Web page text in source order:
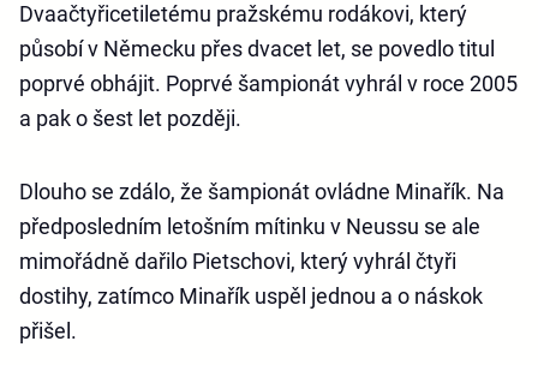
Dvaačtyřicetiletému pražskému rodákovi, který
působí v Německu přes dvacet let, se povedlo titul
poprvé obhájit. Poprvé šampionát vyhrál v roce 2005
a pak o šest let později.
Dlouho se zdálo, že šampionát ovládne Minařík. Na
předposledním letošním mítinku v Neussu se ale
mimořádně dařilo Pietschovi, který vyhrál čtyři
dostihy, zatímco Minařík uspěl jednou a o náskok
přišel.